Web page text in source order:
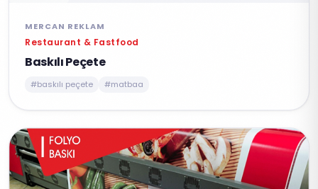
MERCAN REKLAM
Restaurant & Fastfood
Baskılı Peçete
#baskılı peçete #matbaa